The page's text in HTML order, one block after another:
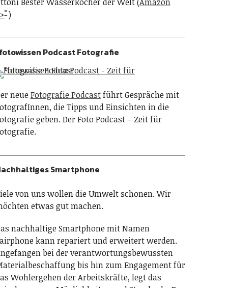
)
Podcast Fotografie
neueFotografie Podcastführt Gespräche mit
die Tipps und Einsichten in die
geben. Der Foto Podcast – Zeit für
Smartphone
von uns wollen die Umwelt schonen. Wir
etwas gut machen.
nachhaltige Smartphone mit Namen
kann repariert und erweitert werden.
bei der verantwortungsbewussten
bis hin zum Engagement für
Wohlergehen der Arbeitskräfte, legt das